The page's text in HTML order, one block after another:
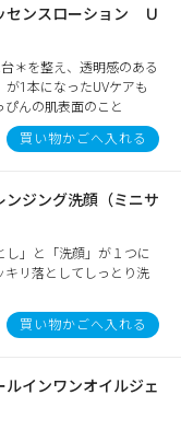
ンスローション Ｕ
＊を整え、透明感のある
1本になったUVケアも
んの肌表面のこと
買い物かごへ入れる
ジング洗顔（ミニサ
し」と「洗顔」が１つに
キリ落としてしっとり洗
買い物かごへ入れる
インワンオイルジェ